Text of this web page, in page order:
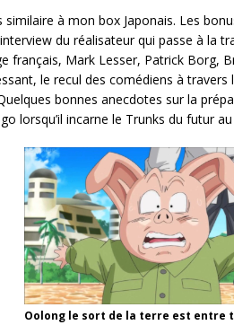
similaire à mon box Japonais. Les
du réalisateur qui passe à la
français, Mark Lesser, Patrick Borg,
le recul des comédiens à
bonnes anecdotes sur la
lorsqu’il incarne le Trunks du futur
Oolong le sort de la terre est entre